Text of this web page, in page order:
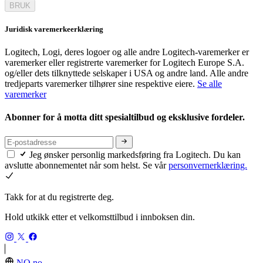
BRUK
Juridisk varemerkeerklæring
Logitech, Logi, deres logoer og alle andre Logitech-varemerker er
varemerker eller registrerte varemerker for Logitech Europe S.A.
og/eller dets tilknyttede selskaper i USA og andre land. Alle andre
tredjeparts varemerker tilhører sine respektive eiere. Se alle
varemerker
Abonner for å motta ditt spesialtilbud og eksklusive fordeler.
Jeg ønsker personlig markedsføring fra Logitech. Du kan
avslutte abonnementet når som helst. Se vårpersonvernerklæring.
Takk for at du registrerte deg.
Hold utkikk etter et velkomsttilbud i innboksen din.